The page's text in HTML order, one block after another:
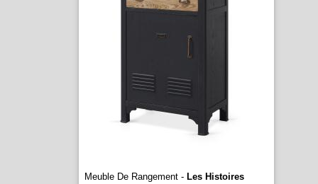
Meuble De Rangement - Les Histoires